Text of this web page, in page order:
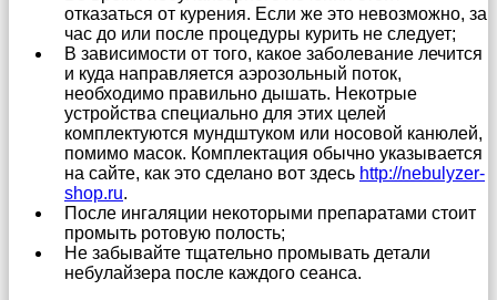
отказаться от курения. Если же это невозможно, за
час до или после процедуры курить не следует;
В зависимости от того, какое заболевание лечится
и куда направляется аэрозольный поток,
необходимо правильно дышать. Некотрые
устройства специально для этих целей
комплектуются мундштуком или носовой канюлей,
помимо масок. Комплектация обычно указывается
на сайте, как это сделано вот здесь http://nebulyzer-
shop.ru.
После ингаляции некоторыми препаратами стоит
промыть ротовую полость;
Не забывайте тщательно промывать детали
небулайзера после каждого сеанса.